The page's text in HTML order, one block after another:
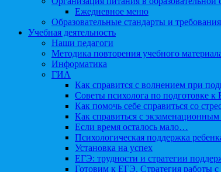
Ежедневное меню
Образовательные стандарты и требования
Учебная деятельность
Наши педагоги
Методика повторения учебного
Информатика
ГИА
Как справится с волнением при
Советы психолога по подготовке
Как помочь себе справиться со
Как справиться с
Если время осталось мало…
Психологическая поддержка
Установка на успех
ЕГЭ: трудности и стратегии
Готовим к ЕГЭ. Стратегия работы